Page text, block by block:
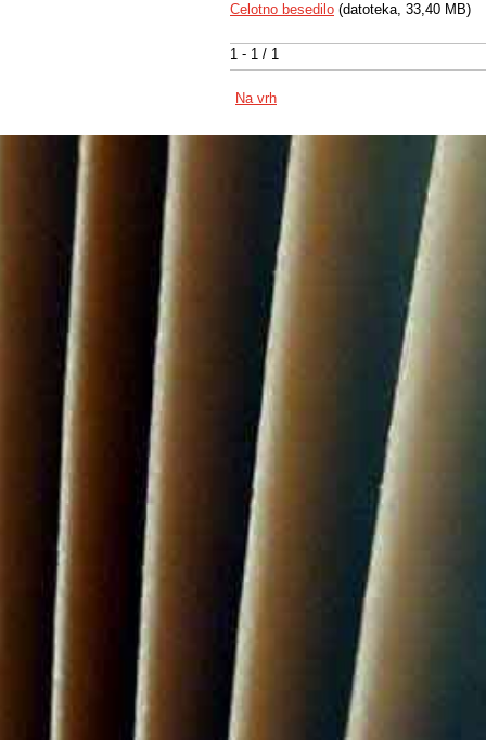
1 - 1 / 1
Celotno besedilo (datoteka, 33,40 MB)
Na vrh